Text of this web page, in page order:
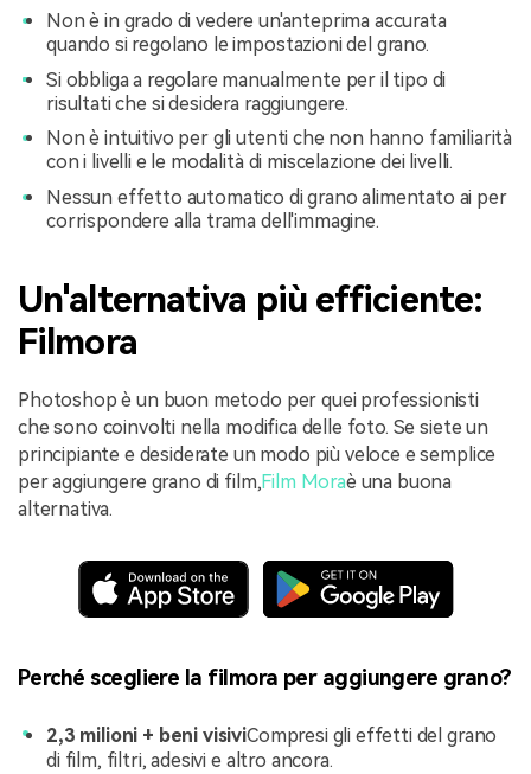
Non è in grado di vedere un'anteprima accurata
quando si regolano le impostazioni del grano.
Si obbliga a regolare manualmente per il tipo di
risultati che si desidera raggiungere.
Non è intuitivo per gli utenti che non hanno familiarità
con i livelli e le modalità di miscelazione dei livelli.
Nessun effetto automatico di grano alimentato ai per
corrispondere alla trama dell'immagine.
Un'alternativa più efficiente:
Filmora
Photoshop è un buon metodo per quei professionisti
che sono coinvolti nella modifica delle foto. Se siete un
principiante e desiderate un modo più veloce e semplice
per aggiungere grano di film,Film Moraè una buona
alternativa.
Perché scegliere la filmora per aggiungere grano?
2,3 milioni + beni visiviCompresi gli effetti del grano
di film, filtri, adesivi e altro ancora.